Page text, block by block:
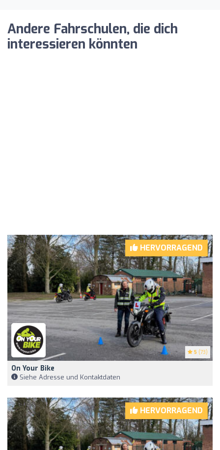
Andere Fahrschulen, die dich
interessieren könnten
HERVORRAGEND
5 (73)
On Your Bike
Siehe Adresse und Kontaktdaten
HERVORRAGEND